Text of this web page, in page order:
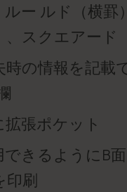
ー ルド（横罫
、スクエアード
時の情報を記載
張ポケット
きるようにB
印刷